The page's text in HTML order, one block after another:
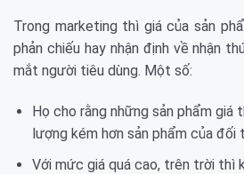
Trong marketing thì giá của sản
phản chiếu hay nhận định về nhận
mắt người tiêu dùng. Một số:
Họ cho rằng những sản phẩm
lượng kém hơn sản phẩm của đối
Với mức giá quá cao, trên trời thì